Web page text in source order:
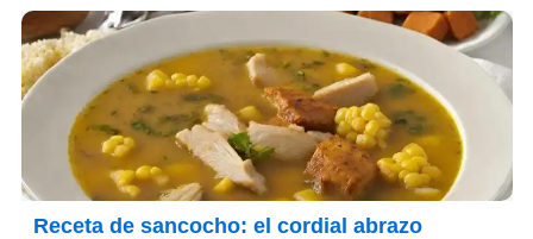
Receta de sancocho: el cordial abrazo